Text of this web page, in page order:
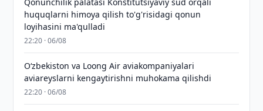
huquqlarni himoya qilish to'g'risidagi qonun
loyihasini ma'qulladi
22:20 · 06/08
Oʻzbekiston va Loong Air aviakompaniyalari
aviareyslarni kengaytirishni muhokama qilishdi
22:20 · 06/08